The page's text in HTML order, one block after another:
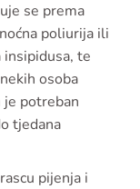
se prema
poliurija ili
te
osoba
je potreban
tjedana
pijenja i